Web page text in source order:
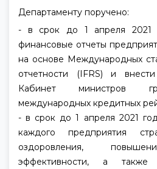
Департаменту поручено:
- в срок до 1 апреля 2021
финансовые отчеты
на основе Международных
отчетности (IFRS) и
Кабинет министров
международных кредитных
- в срок до 1 апреля 2021
каждого предприятия
оздоровления,
эффективности, а также